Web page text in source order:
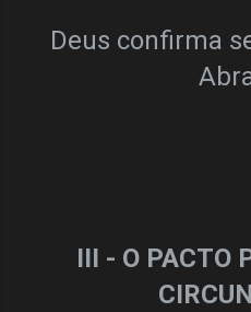
Deus confirma
III - O PACTO